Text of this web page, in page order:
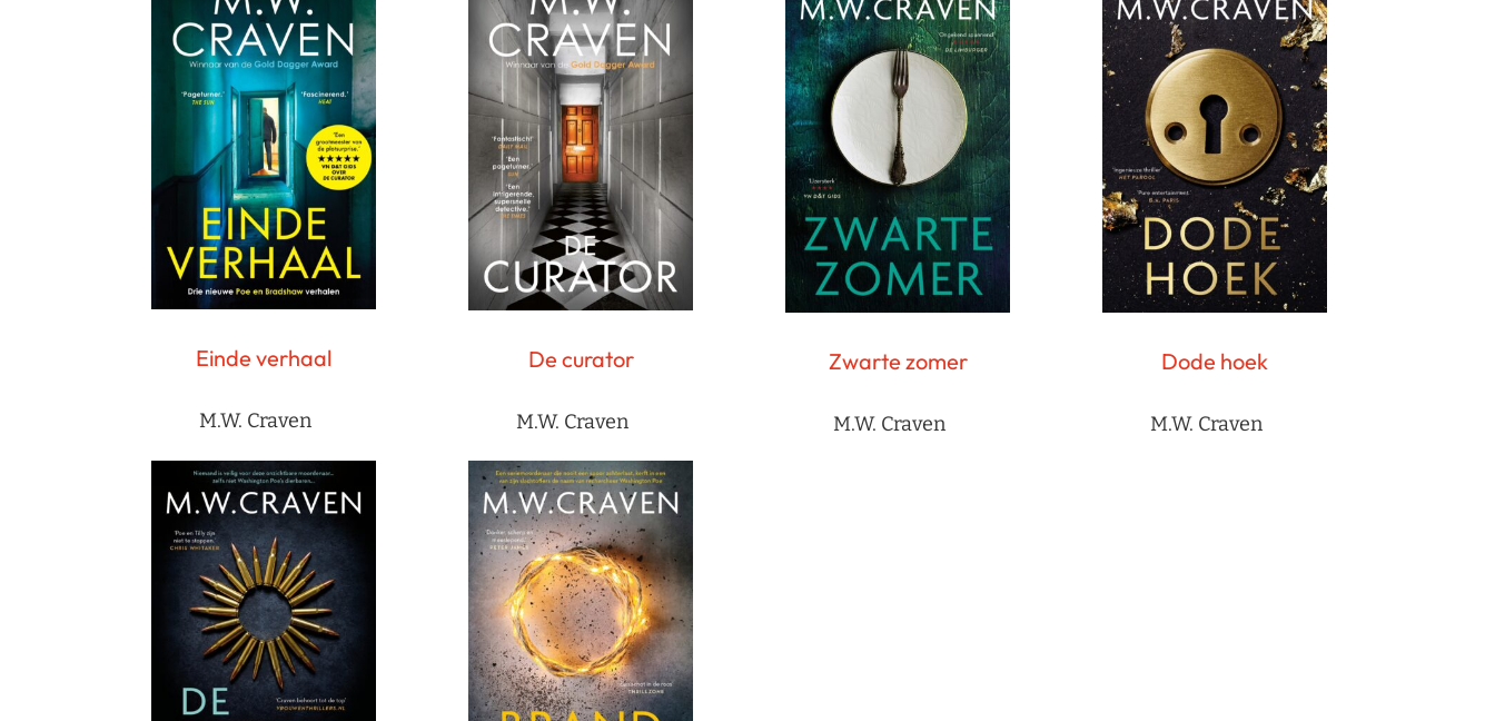
Einde verhaal
M.W. Craven
De curator
M.W. Craven
Zwarte zomer
M.W. Craven
Dode hoek
M.W. Craven